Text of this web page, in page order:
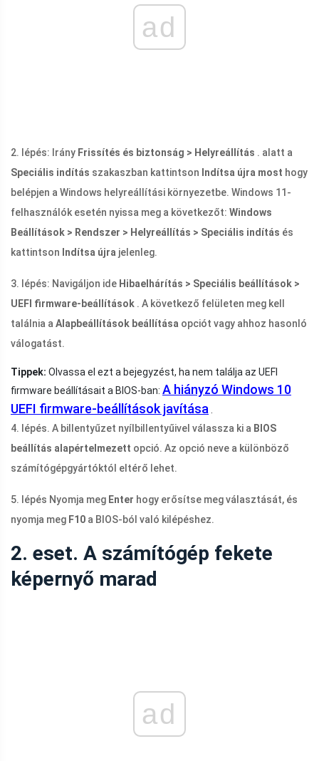
ad
2. lépés: Irány Frissítés és biztonság > Helyreállítás . alatt a
Speciális indítás szakaszban kattintson Indítsa újra most hogy
belépjen a Windows helyreállítási környezetbe. Windows 11-
felhasználók esetén nyissa meg a következőt: Windows
Beállítások > Rendszer > Helyreállítás > Speciális indítás és
kattintson Indítsa újra jelenleg.
3. lépés: Navigáljon ide Hibaelhárítás > Speciális beállítások >
UEFI firmware-beállítások . A következő felületen meg kell
találnia a Alapbeállítások beállítása opciót vagy ahhoz hasonló
válogatást.
Tippek: Olvassa el ezt a bejegyzést, ha nem találja az UEFI
firmware beállításait a BIOS-ban: A hiányzó Windows 10
UEFI firmware-beállítások javítása
4. lépés. A billentyűzet nyílbillentyűivel válassza ki a BIOS
beállítás alapértelmezett opció. Az opció neve a különböző
számítógépgyártóktól eltérő lehet.
5. lépés Nyomja meg Enter hogy erősítse meg választását, és
nyomja meg F10 a BIOS-ból való kilépéshez.
2. eset. A számítógép fekete
képernyő marad
ad